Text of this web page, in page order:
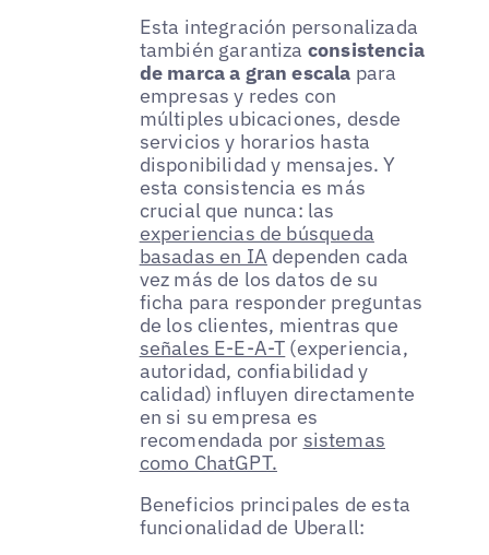
Esta integración personalizada
también garantiza consistencia
de marca a gran escala para
empresas y redes con
múltiples ubicaciones, desde
servicios y horarios hasta
disponibilidad y mensajes. Y
esta consistencia es más
crucial que nunca: las
experiencias de búsqueda
basadas en IA dependen cada
vez más de los datos de su
ficha para responder preguntas
de los clientes, mientras que
señales E-E-A-T (experiencia,
autoridad, confiabilidad y
calidad) influyen directamente
en si su empresa es
recomendada por sistemas
como ChatGPT.
Beneficios principales de esta
funcionalidad de Uberall: